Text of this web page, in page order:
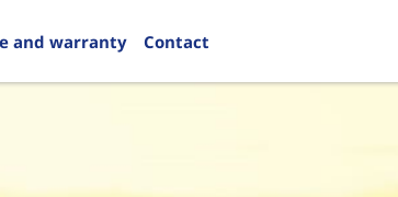
and warranty Contact